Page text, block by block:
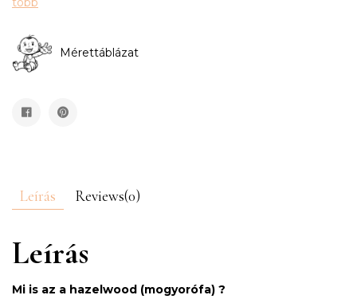
Mérettáblázat
Leírás Reviews(0)
Leírás
Mi is az a hazelwood (mogyorófa) ?